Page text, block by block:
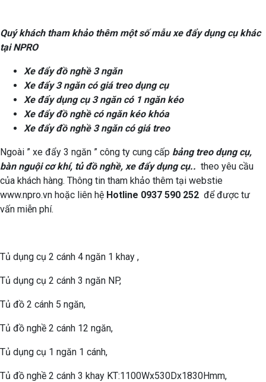
Quý khách tham khảo thêm một số mẫu xe đẩy dụng cụ khác
tại NPRO
Xe đẩy đồ nghề 3 ngăn
Xe đẩy 3 ngăn có giá treo dụng cụ
Xe đẩy dụng cụ 3 ngăn có 1 ngăn kéo
Xe đẩy đồ nghề có ngăn kéo khóa
Xe đẩy đồ nghề 3 ngăn có giá treo
Ngoài ” xe đẩy 3 ngăn ” công ty cung cấp bảng treo dụng cụ,
bàn nguội cơ khí, tủ đồ nghề, xe đẩy dụng cụ.. theo yêu cầu
của khách hàng. Thông tin tham khảo thêm tại webstie
www.npro.vn hoặc liên hệ Hotline 0937 590 252 để được tư
vấn miễn phí.
Tủ dụng cụ 2 cánh 4 ngăn 1 khay ,
Tủ dụng cụ 2 cánh 3 ngăn NP,
Tủ đồ 2 cánh 5 ngăn,
Tủ đồ nghề 2 cánh 12 ngăn,
Tủ dụng cụ 1 ngăn 1 cánh,
Tủ đồ nghề 2 cánh 3 khay KT:1100Wx530Dx1830Hmm,